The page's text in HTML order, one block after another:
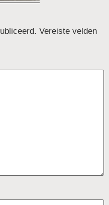
Vereiste velden